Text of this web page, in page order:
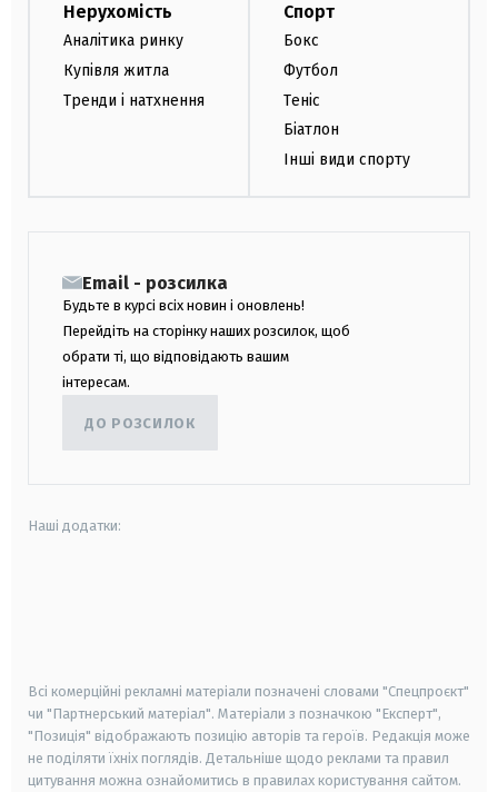
Нерухомість
Аналітика ринку
Купівля житла
Тренди і натхнення
Спорт
Бокс
Футбол
Теніс
Біатлон
Інші види спорту
Email - розсилка
Будьте в курсі всіх новин і оновлень!
Перейдіть на сторінку наших розсилок, щоб
обрати ті, що відповідають вашим
інтересам.
ДО РОЗСИЛОК
Наші додатки:
Всі комерційні рекламні матеріали позначені словами "Спецпроєкт"
чи "Партнерський матеріал". Матеріали з позначкою "Експерт",
"Позиція" відображають позицію авторів та героїв. Редакція може
не поділяти їхніх поглядів. Детальніше щодо реклами та правил
цитування можна ознайомитись в правилах користування сайтом.